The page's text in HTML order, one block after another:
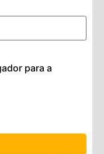
para a